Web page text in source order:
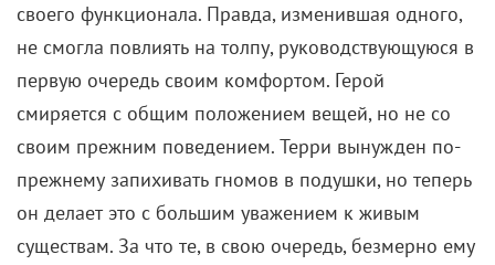
своего функционала. Правда, изменившая одного,
не смогла повлиять на толпу, руководствующуюся в
первую очередь своим комфортом. Герой
смиряется с общим положением вещей, но не со
своим прежним поведением. Терри вынужден по-
прежнему запихивать гномов в подушки, но теперь
он делает это с большим уважением к живым
существам. За что те, в свою очередь, безмерно ему